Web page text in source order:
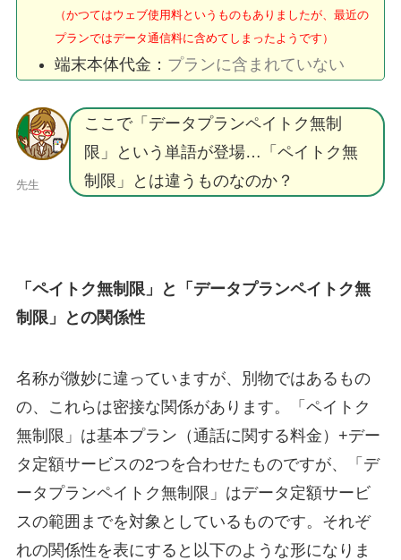
（かつてはウェブ使用料というものもありましたが、最近の
プランではデータ通信料に含めてしまったようです）
端末本体代金： プランに含まれていない
先生
ここで「データプランペイトク無制
限」という単語が登場…「ペイトク無
制限」とは違うものなのか？
「ペイトク無制限」と「データプランペイトク無
制限」との関係性
名称が微妙に違っていますが、別物ではあるもの
の、これらは密接な関係があります。「ペイトク
無制限」は基本プラン（通話に関する料金）+デー
タ定額サービスの2つを合わせたものですが、「デ
ータプランペイトク無制限」はデータ定額サービ
スの範囲までを対象としているものです。それぞ
れの関係性を表にすると以下のような形になりま